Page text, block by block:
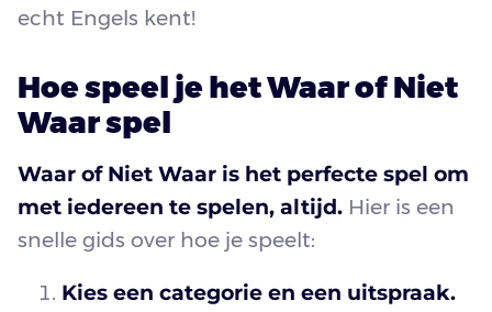
echt Engels kent!
Hoe speel je het Waar of Niet
Waar spel
Waar of Niet Waar is het perfecte spel om
met iedereen te spelen, altijd. Hier is een
snelle gids over hoe je speelt:
Kies een categorie en een uitspraak.